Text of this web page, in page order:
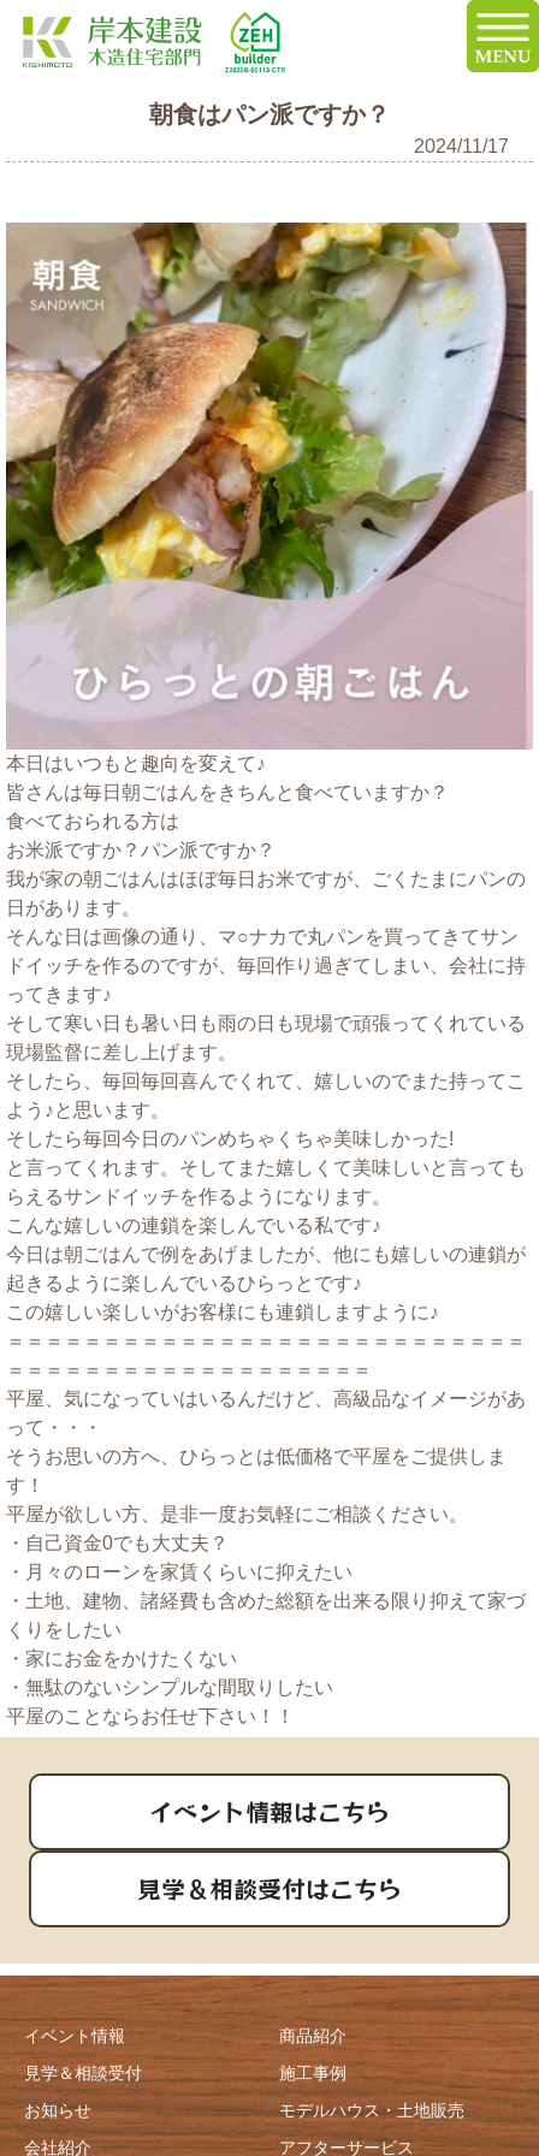
朝食はパン派ですか？
2024/11/17
本日はいつもと趣向を変えて♪
皆さんは毎日朝ごはんをきちんと食べていますか？
食べておられる方は
お米派ですか？パン派ですか？
我が家の朝ごはんはほぼ毎日お米ですが、ごくたまにパンの
日があります。
そんな日は画像の通り、マ○ナカで丸パンを買ってきてサン
ドイッチを作るのですが、毎回作り過ぎてしまい、会社に持
ってきます♪
そして寒い日も暑い日も雨の日も現場で頑張ってくれている
現場監督に差し上げます。
そしたら、毎回毎回喜んでくれて、嬉しいのでまた持ってこ
よう♪と思います。
そしたら毎回今日のパンめちゃくちゃ美味しかった!
と言ってくれます。そしてまた嬉しくて美味しいと言っても
らえるサンドイッチを作るようになります。
こんな嬉しいの連鎖を楽しんでいる私です♪
今日は朝ごはんで例をあげましたが、他にも嬉しいの連鎖が
起きるように楽しんでいるひらっとです♪
この嬉しい楽しいがお客様にも連鎖しますように♪
＝＝＝＝＝＝＝＝＝＝＝＝＝＝＝＝＝＝＝＝＝＝＝＝＝＝＝
＝＝＝＝＝＝＝＝＝＝＝＝＝＝＝＝＝＝＝
平屋、気になっていはいるんだけど、高級品なイメージがあ
って・・・
そうお思いの方へ、ひらっとは低価格で平屋をご提供しま
す！
平屋が欲しい方、是非一度お気軽にご相談ください。
・自己資金0でも大丈夫？
・月々のローンを家賃くらいに抑えたい
・土地、建物、諸経費も含めた総額を出来る限り抑えて家づ
くりをしたい
・家にお金をかけたくない
・無駄のないシンプルな間取りしたい
平屋のことならお任せ下さい！！
イベント情報はこちら
見学＆相談受付はこちら
イベント情報
見学＆相談受付
お知らせ
会社紹介
商品紹介
施工事例
モデルハウス・土地販売
アフターサービス